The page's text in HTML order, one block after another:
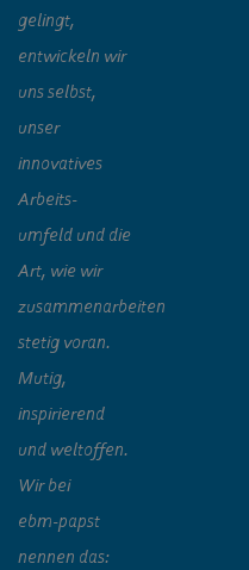
gelingt,
entwickeln wir
uns selbst,
unser
innovatives
Arbeits-
umfeld und die
Art, wie wir
zusammenarbeiten
stetig voran.
Mutig,
inspirierend
und weltoffen.
Wir bei
ebm‑papst
nennen das: